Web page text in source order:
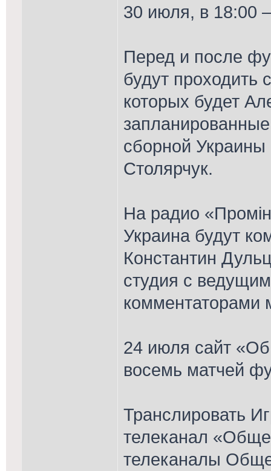
30 июля, в 18:00
Перед и после
будут
которых будет
сборной Украины
Столярчук.
На радио
Украина будут
Константин
студия с
комментаторами
24 июля сайт
восемь матчей
Транслировать
телеканал
телеканалы